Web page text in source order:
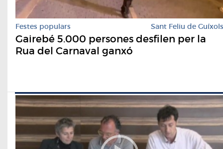
Festes populars Sant Feliu de Guíxols
Gairebé 5.000 persones desfilen per la
Rua del Carnaval ganxó